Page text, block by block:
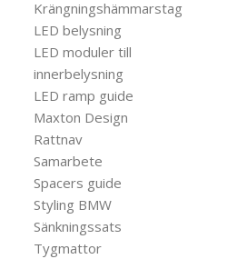
Krängningshämmarstag
LED belysning
LED moduler till
innerbelysning
LED ramp guide
Maxton Design
Rattnav
Samarbete
Spacers guide
Styling BMW
Sänkningssats
Tygmattor